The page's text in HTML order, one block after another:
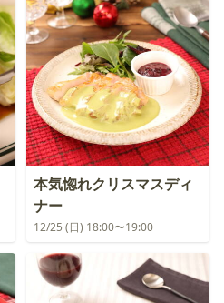
本気惚れクリスマスディ
ナー
12/25 (日) 18:00〜19:00